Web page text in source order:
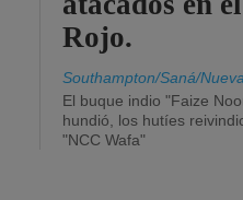
Rojo.
Southampton/Saná/
El buque indio "Faize
hundió, los hutíes
"NCC Wafa"